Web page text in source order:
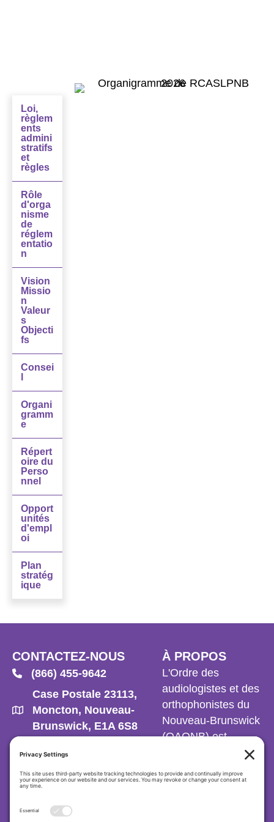
Loi,
règlem
ents
admini
stratifs
et
règles
Rôle
d'orga
nisme
de
réglem
entatio
n
Vision
Missio
n
Valeur
s
Objecti
fs
Consei
Organi
gramm
e
Répert
oire du
Perso
nnel
Opport
unités
d'empl
oi
Plan
stratég
ique
CONTACTEZ-NOUS
(866) 455-9642
Case Postale 23113,
Moncton, Nouveau-
Brunswick, E1A 6S8
À PROPOS
L'Ordre des
audiologistes et des
orthophonistes du
Nouveau-Brunswick
(OAONB) est
réglementation des
audiologistes et